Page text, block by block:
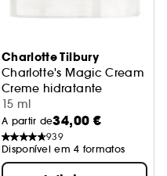
Charlotte Tilbury
Charlotte's Magic Cream
Creme hidratante
15 ml
A partir de34,00 €
939
Disponível em 4 formatos